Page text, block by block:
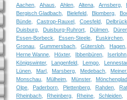
Aachen, Ahaus, Ahlen, Altena, Arnsberg,
Bergisch Gladbach,
Bielefeld, Blomberg,
Bünde,
Castrop-Rauxel, Coesfeld, Delbrück,
Duisburg,
Duisburg-Ruhrort, Dülmen,
Essen-Borbeck,
Essen-Steele, Euskirchen,
Gronau,
Gummersbach, Gütersloh, Hagen,
Herne Wanne,
Höxter, Ibbenbüren, Iserlohn,
Königswinter,
Langenfeld, Lemgo,
Lünen,
Marl, Marsberg, Medebach,
Monschau,
Mülheim, Münster,
Olpe,
Paderborn, Plettenberg, Rahden,
Rheinbach,
Rheinberg, Rheine, Schleiden,